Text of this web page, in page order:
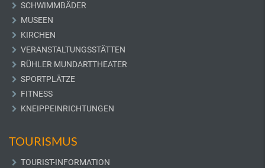
SCHWIMMBÄDER
MUSEEN
KIRCHEN
VERANSTALTUNGSSTÄTTEN
RÜHLER MUNDARTTHEATER
SPORTPLÄTZE
FITNESS
KNEIPPEINRICHTUNGEN
TOURISMUS
TOURIST-INFORMATION